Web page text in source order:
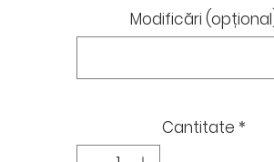
(de exemplu: ne poți trimite o
personalizăm
Prețul cuprinde următoarele
- figurină copil
- nume pictate
Modificări
Cantitate *